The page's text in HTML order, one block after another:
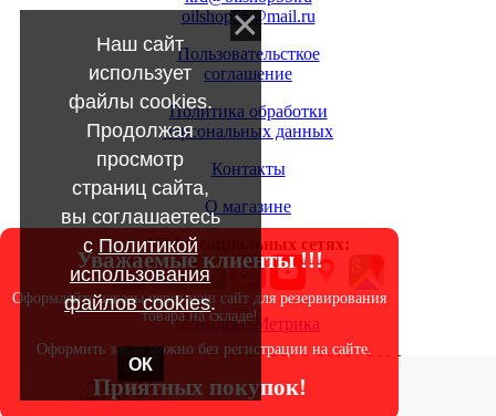
280 ₽
oilshop55@mail.ru
Пользовательсткое
соглашение
Политика обработки
персональных данных
Контакты
О магазине
МЫ в социальных сетях:
Copyright OILSHOP55.RU © 2010 - 2026
Уважаемые клиенты !!!
Оформляйте заказы через наш сайт для резервирования
товара на складе!
Оформить заказ можно без регистрации на сайте.
Приятных покупок!
Наш сайт
использует
файлы cookies.
Продолжая
просмотр
страниц сайта,
вы соглашаетесь
с Политикой
использования
файлов cookies.
ОК